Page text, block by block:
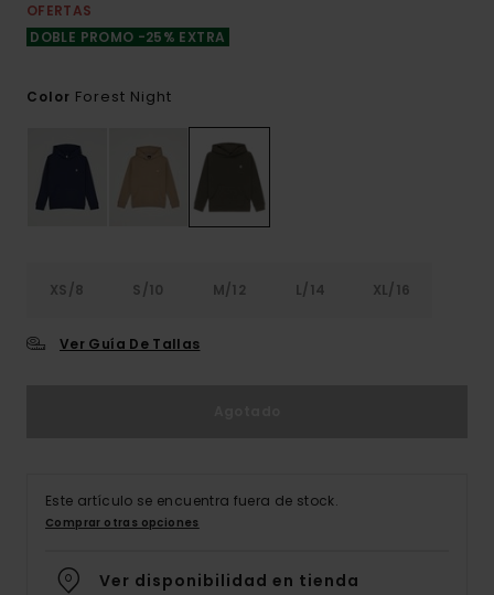
OFERTAS
DOBLE PROMO -25% EXTRA
Color Forest Night
XS/8 S/10 M/12 L/14 XL/16
Ver Guía De Tallas
Este artículo se encuentra fuera de stock.
Comprar otras opciones
Ver disponibilidad en tienda